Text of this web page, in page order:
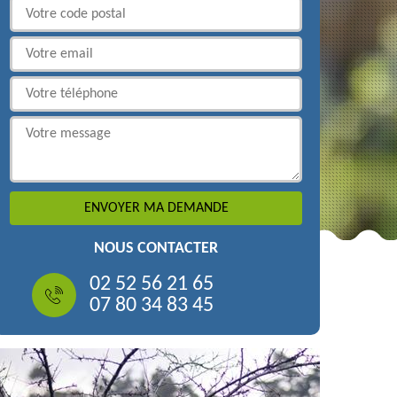
NOUS CONTACTER
02 52 56 21 65
07 80 34 83 45